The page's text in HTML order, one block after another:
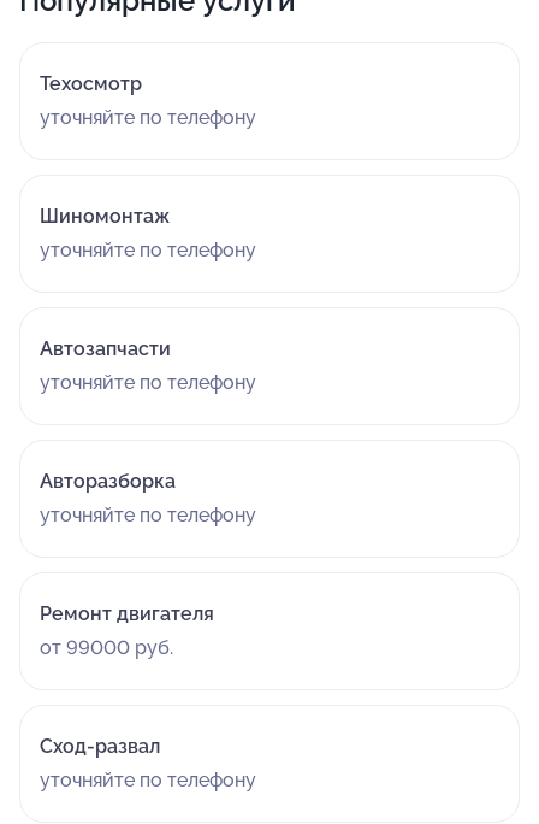
Техосмотр
уточняйте по телефону
Шиномонтаж
уточняйте по телефону
Автозапчасти
уточняйте по телефону
Авторазборка
уточняйте по телефону
Ремонт двигателя
от 99000 руб.
Сход-развал
уточняйте по телефону